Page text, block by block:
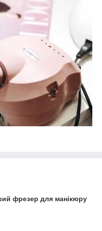
фрезер для манікюру